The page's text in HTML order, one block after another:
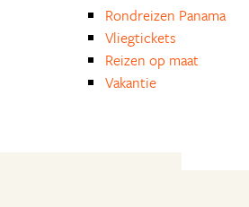
Rondreizen Panama
Vliegtickets
Reizen op maat
Vakantie